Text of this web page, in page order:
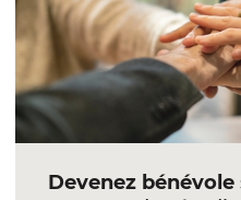
Devenez bénévole